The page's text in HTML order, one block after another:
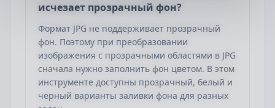
исчезает прозрачный фон?
Формат JPG не поддерживает прозрачный
фон. Поэтому при преобразовании
изображения с прозрачными областями в JPG
сначала нужно заполнить фон цветом. В этом
инструменте доступны прозрачный, белый и
черный варианты заливки фона для разных